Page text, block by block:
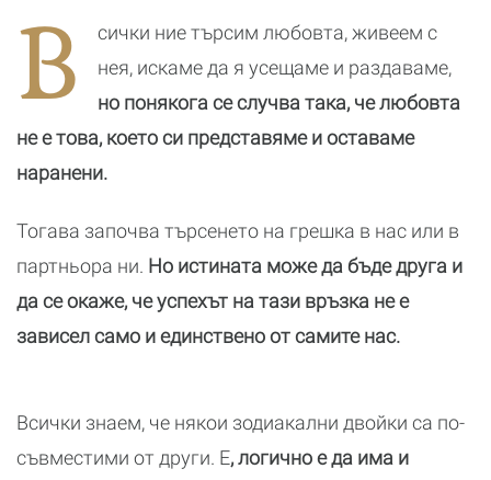
отключват
новата
реалност
В
сички ние търсим любовта, живеем с
нея, искаме да я усещаме и раздаваме,
но понякога се случва така, че любовта
не е това, което си представяме и оставаме
наранени.
Тогава започва търсенето на грешка в нас или в
партньора ни. Но истината може да бъде друга и
да се окаже, че успехът на тази връзка не е
зависел само и единствено от самите нас.
Всички знаем, че някои зодиакални двойки са по-
съвместими от други. Е, логично е да има и